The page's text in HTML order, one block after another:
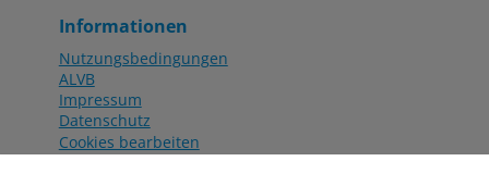
Informationen
Nutzungsbedingungen
ALVB
Impressum
Datenschutz
Cookies bearbeiten